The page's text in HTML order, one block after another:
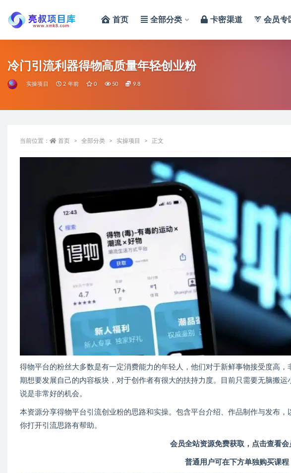
首页 全部分类 卡密渠道 会员专
冷门引流利器得物高质量年轻创业粉
实操项目 2 年前 0 50 9.8
当前位置： 首页 全部分类 实操项目 正文
得物平台的粉丝大多数是有一定消费能力的年轻人，他们对于新鲜事物接受度高
期想要发展自己的内容板块，对于创作者有很大的扶持力度。目前只需要无脑搬
说是非常好的机会。
本资源分享得物平台引流创业粉的思路和实操。包含平台介绍、作品制作与发布
你打开引流思路有帮助。
会员全站资源免费获取，点击查看会
普通用户可在下方单独购买课程